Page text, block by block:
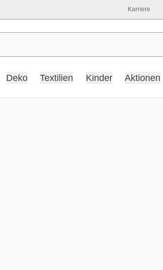
Deko Textilien Kinder Aktionen
Karriere